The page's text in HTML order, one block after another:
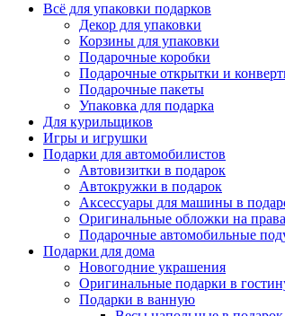
Всё для упаковки подарков
Декор для упаковки
Корзины для упаковки
Подарочные коробки
Подарочные открытки и
Подарочные пакеты
Упаковка для подарка
Для курильщиков
Игры и игрушки
Подарки для автомобилистов
Автовизитки в подарок
Автокружки в подарок
Аксессуары для машины в
Оригинальные обложки на права
Подарочные автомобильные
Подарки для дома
Новогодние украшения
Оригинальные подарки в
Подарки в ванную